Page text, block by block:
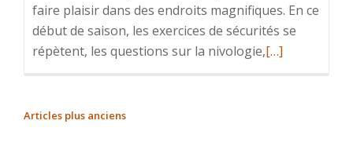
faire plaisir dans des endroits magnifiques. En ce
début de saison, les exercices de sécurités se
répètent, les questions sur la nivologie,En
[…]
NAVIGATION
Articles plus anciens